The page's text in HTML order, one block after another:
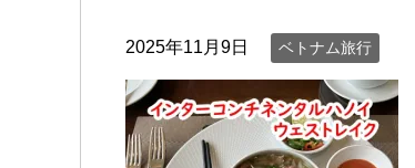
2025年11月9日 ベトナム旅行